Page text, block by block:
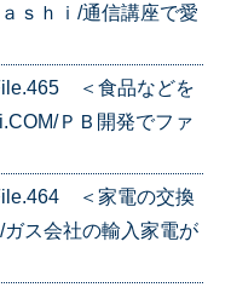
ｓｈｉ/通信講座で愛
＜食品などを
ＰＢ開発でファ
＜家電の交換
ス会社の輸入家電が